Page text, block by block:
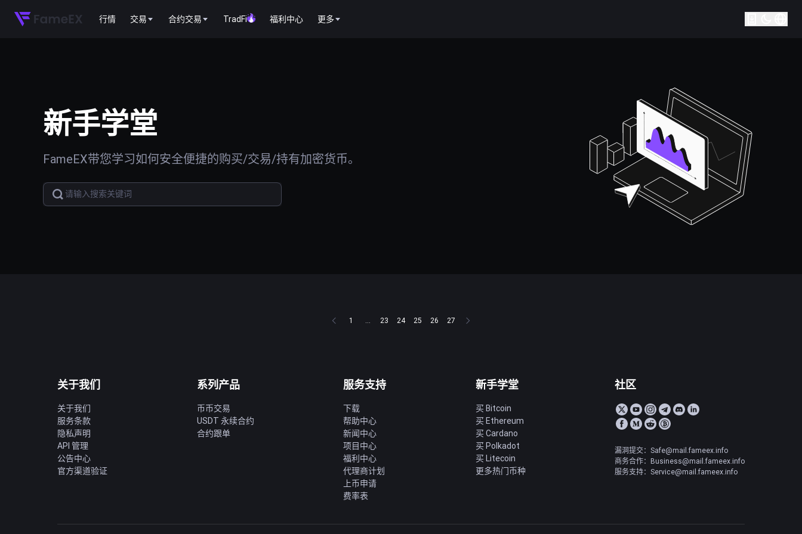
行情 交易 合约交易 TradFi 福利中心 更多
新手学堂
FameEX带您学习如何安全便捷的购买/交易/持有加密货币。
1 ... 23 24 25 26 27
关于我们
关于我们
服务条款
隐私声明
API 管理
公告中心
官方渠道验证
系列产品
币币交易
USDT 永续合约
合约跟单
服务支持
下载
帮助中心
新闻中心
项目中心
福利中心
代理商计划
上币申请
费率表
新手学堂
买 Bitcoin
买 Ethereum
买 Cardano
买 Polkadot
买 Litecoin
更多热门币种
社区
漏洞提交：Safe@mail.fameex.info
商务合作：Business@mail.fameex.info
服务支持：Service@mail.fameex.info